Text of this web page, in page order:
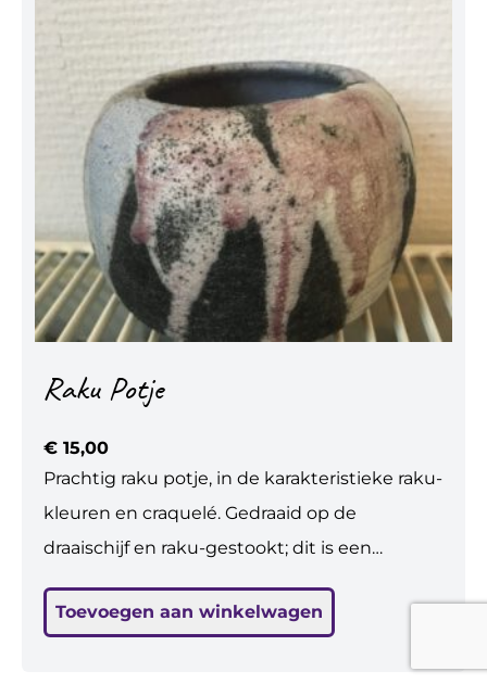
Raku Potje
€ 15,00
Prachtig raku potje, in de karakteristieke raku-
kleuren en craquelé. Gedraaid op de
draaischijf en raku-gestookt; dit is een
Toevoegen aan winkelwagen